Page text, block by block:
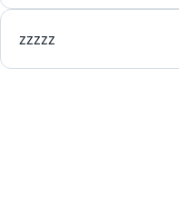
zzzzz